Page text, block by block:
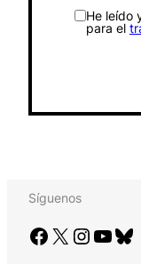
He leído
para el
Síguenos
Facebook X Instagram YouTube Bluesky